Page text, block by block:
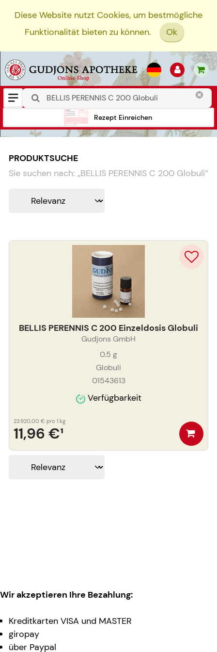
Diese Website nutzt Cookies, um bestmögliche
Funktionalität bieten zu können.
Ok
Rezept Einreichen
PRODUKTSUCHE
Sie suchen nach: „BELLIS PERENNIS C 200 Globuli“
BELLIS PERENNIS C 200 Einzeldosis Globuli
Gudjons GmbH
0.5 g
Globuli
01543613
Verfügbarkeit
11,96 €¹
23.920,00 € pro 1 kg
Wir akzeptieren Ihre Bezahlung:
Kreditkarten VISA und MASTER
giropay
über Paypal